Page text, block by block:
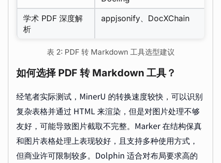
学术 PDF 深度解
析
appjsonify、DocXChain
表 2: PDF 转 Markdown 工具选型建议
如何选择 PDF 转 Markdown 工具？
经笔者实际测试，MinerU 的转换速度较快，可以识别
复杂表格并通过 HTML 来渲染，但是对图片处理不够
友好，可能导致图片截取不完整。Marker 在结构保真
和图片表格处理上表现较好，且支持多种使用方式，
但商业许可限制较多。Dolphin 适合对布局要求高的